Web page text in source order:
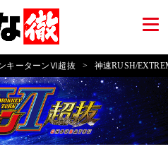
キーターンⅥ超抜 > 神速RUSH/